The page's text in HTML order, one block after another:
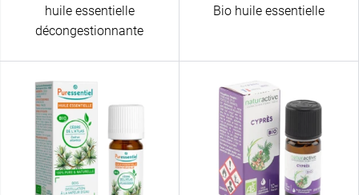
huile essentielle
décongestionnante
Bio huile essentielle